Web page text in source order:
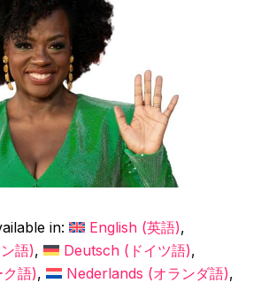
in: English(英語)
語) Deutsch( ドイツ語)
ク語) Nederlands (オランダ語)